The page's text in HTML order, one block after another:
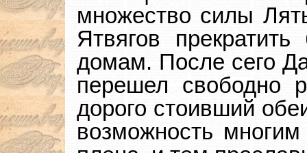
множество силы
Ятвягов
домам. После сего
перешел свободно
дорого стоивший
возможность